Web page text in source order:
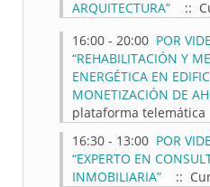
ARQUITECTURA”
::
16:00 - 20:00 POR
“REHABILITACIÓN Y
ENERGÉTICA EN
MONETIZACIÓN DE
plataforma telemática
16:30 - 13:00 POR
“EXPERTO EN
INMOBILIARIA”
::